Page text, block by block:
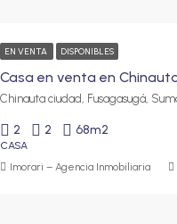
EN VENTA DISPONIBLES
2 2 68m2
CASA
Imorari – Agencia Inmobiliaria